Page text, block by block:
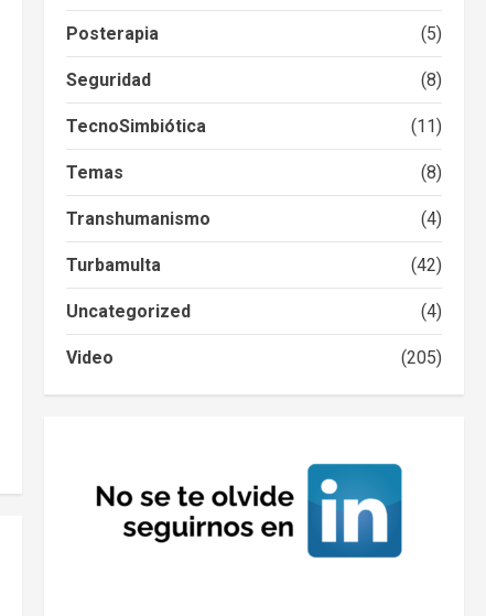
Posterapia (5)
Seguridad (8)
TecnoSimbiótica (11)
Temas (8)
Transhumanismo (4)
Turbamulta (42)
Uncategorized (4)
Video (205)